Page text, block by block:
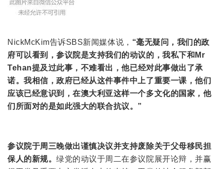
NickMcKim告诉SBS新闻媒体说， “毫无疑问，我们的政
府可以看到，参议院是支持我们的动议的，我私下和Mr
Tehan提及过此事，不难看出，他已经对此事做出了承
诺。我相信，政府已经从这件事件中上了重要一课，他们
应该已经意识到，在澳大利亚这样一个多文化的国家，他
们所面对的是如此强大的联合抗议。”
参议院于周三晚做出谨慎决议并支持废除关于父母移民担
保人的新规。绿党的动议于周二在参议院展开论辩，并赢